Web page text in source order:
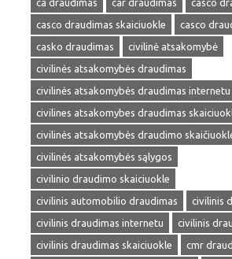
ca draudimas
car draudimas
casco
casco draudimas skaiciuokle
casco
casko draudimas
civilinė atsakomybė
civilinės atsakomybės draudimas
civilinės atsakomybės draudimas internetu
civilines atsakomybes draudimas
civilinės atsakomybės draudimo
civilinės atsakomybės sąlygos
civilinio draudimo skaiciuokle
civilinis automobilio draudimas
civilinis
civilinis draudimas internetu
civilinis
civilinis draudimas skaiciuokle
cmr